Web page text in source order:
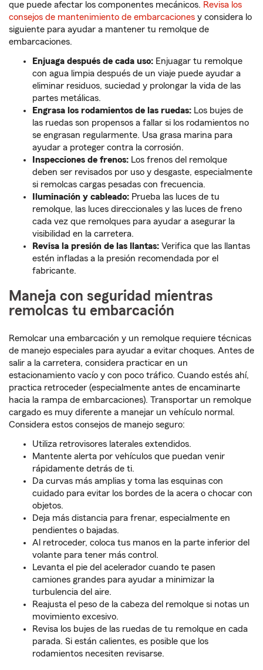
que puede afectar los componentes mecánicos. Revisa los
consejos de mantenimiento de embarcaciones y considera lo
siguiente para ayudar a mantener tu remolque de
embarcaciones.
Enjuaga después de cada uso: Enjuagar tu remolque
con agua limpia después de un viaje puede ayudar a
eliminar residuos, suciedad y prolongar la vida de las
partes metálicas.
Engrasa los rodamientos de las ruedas: Los bujes de
las ruedas son propensos a fallar si los rodamientos no
se engrasan regularmente. Usa grasa marina para
ayudar a proteger contra la corrosión.
Inspecciones de frenos: Los frenos del remolque
deben ser revisados por uso y desgaste, especialmente
si remolcas cargas pesadas con frecuencia.
Iluminación y cableado: Prueba las luces de tu
remolque, las luces direccionales y las luces de freno
cada vez que remolques para ayudar a asegurar la
visibilidad en la carretera.
Revisa la presión de las llantas: Verifica que las llantas
estén infladas a la presión recomendada por el
fabricante.
Maneja con seguridad mientras
remolcas tu embarcación
Remolcar una embarcación y un remolque requiere técnicas
de manejo especiales para ayudar a evitar choques. Antes de
salir a la carretera, considera practicar en un
estacionamiento vacío y con poco tráfico. Cuando estés ahí,
practica retroceder (especialmente antes de encaminarte
hacia la rampa de embarcaciones). Transportar un remolque
cargado es muy diferente a manejar un vehículo normal.
Considera estos consejos de manejo seguro:
Utiliza retrovisores laterales extendidos.
Mantente alerta por vehículos que puedan venir
rápidamente detrás de ti.
Da curvas más amplias y toma las esquinas con
cuidado para evitar los bordes de la acera o chocar con
objetos.
Deja más distancia para frenar, especialmente en
pendientes o bajadas.
Al retroceder, coloca tus manos en la parte inferior del
volante para tener más control.
Levanta el pie del acelerador cuando te pasen
camiones grandes para ayudar a minimizar la
turbulencia del aire.
Reajusta el peso de la cabeza del remolque si notas un
movimiento excesivo.
Revisa los bujes de las ruedas de tu remolque en cada
parada. Si están calientes, es posible que los
rodamientos necesiten revisarse.